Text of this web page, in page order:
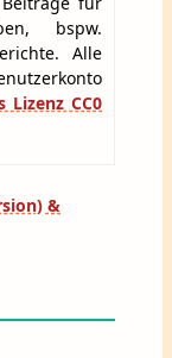
bspw.
Alle
Lizenz CC0
&